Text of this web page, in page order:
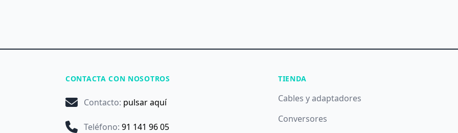
CONTACTA CON NOSOTROS
Contacto: pulsar aquí
Teléfono: 91 141 96 05
TIENDA
Cables y adaptadores
Conversores